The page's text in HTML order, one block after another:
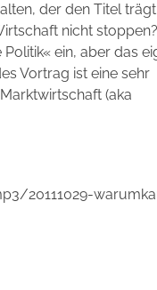
der den Titel
nicht
ein, aber das
Vortrag ist eine sehr
(aka
20111029-